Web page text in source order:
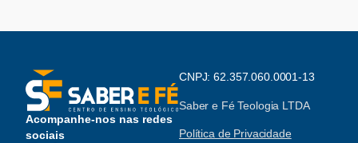
Acompanhe-nos nas redes
sociais
CNPJ: 62.357.060.0001-13
Saber e Fé Teologia LTDA
Política de Privacidade